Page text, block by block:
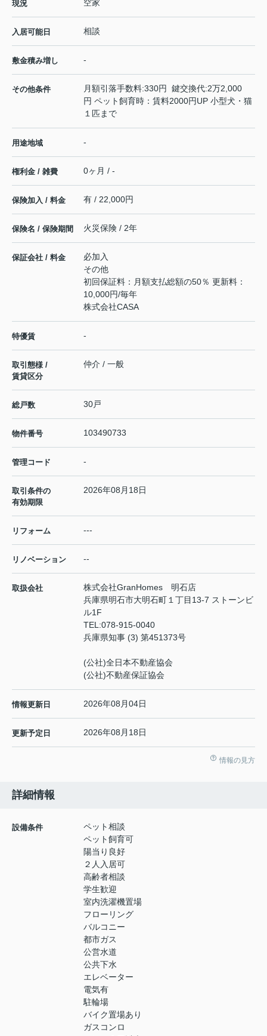
現況 空家
入居可能日 相談
敷金積み増し -
その他条件
月額引落手数料:330円 鍵交換代:2万2,000
円 ペット飼育時：賃料2000円UP 小型犬・猫
１匹まで
用途地域 -
権利金 / 雑費 0ヶ月 / -
保険加入 / 料金 有 / 22,000円
保険名 / 保険期間 火災保険 / 2年
保証会社 / 料金
必加入
その他
初回保証料：月額支払総額の50％ 更新料：
10,000円/毎年
株式会社CASA
特優賃 -
取引態様 /
賃貸区分
仲介 / 一般
総戸数 30戸
物件番号 103490733
管理コード -
取引条件の
有効期限
2026年08月18日
リフォーム ---
リノベーション --
取扱会社
株式会社GranHomes 明石店
兵庫県明石市大明石町１丁目13-7 ストーンビ
ル1F
TEL:078-915-0040
兵庫県知事 (3) 第451373号
(公社)全日本不動産協会
(公社)不動産保証協会
情報更新日 2026年08月04日
更新予定日 2026年08月18日
情報の見方
詳細情報
設備条件
ペット相談
ペット飼育可
陽当り良好
２人入居可
高齢者相談
学生歓迎
室内洗濯機置場
フローリング
バルコニー
都市ガス
公営水道
公共下水
エレベーター
電気有
駐輪場
バイク置場あり
ガスコンロ